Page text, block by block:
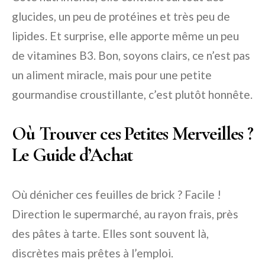
glucides, un peu de protéines et très peu de
lipides. Et surprise, elle apporte même un peu
de vitamines B3. Bon, soyons clairs, ce n’est pas
un aliment miracle, mais pour une petite
gourmandise croustillante, c’est plutôt honnête.
Où Trouver ces Petites Merveilles ?
Le Guide d’Achat
Où dénicher ces feuilles de brick ? Facile !
Direction le supermarché, au rayon frais, près
des pâtes à tarte. Elles sont souvent là,
discrètes mais prêtes à l’emploi.